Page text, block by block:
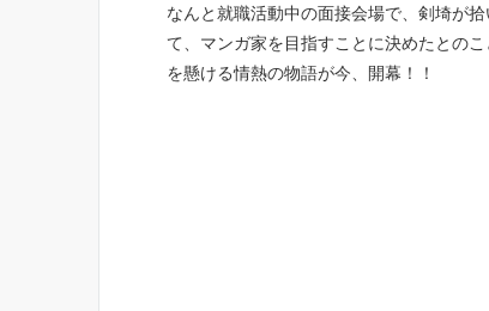
なんと就職活動中の面接会場で、剣埼が
て、マンガ家を目指すことに決めたとの
を懸ける情熱の物語が今、開幕！！